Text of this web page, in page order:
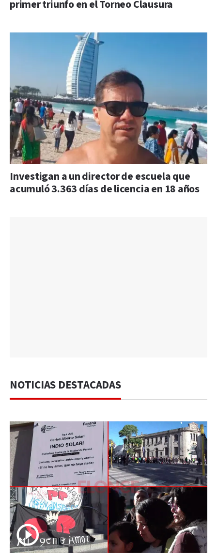
primer triunfo en el Torneo Clausura
Investigan a un director de escuela que
acumuló 3.363 días de licencia en 18 años
NOTICIAS DESTACADAS